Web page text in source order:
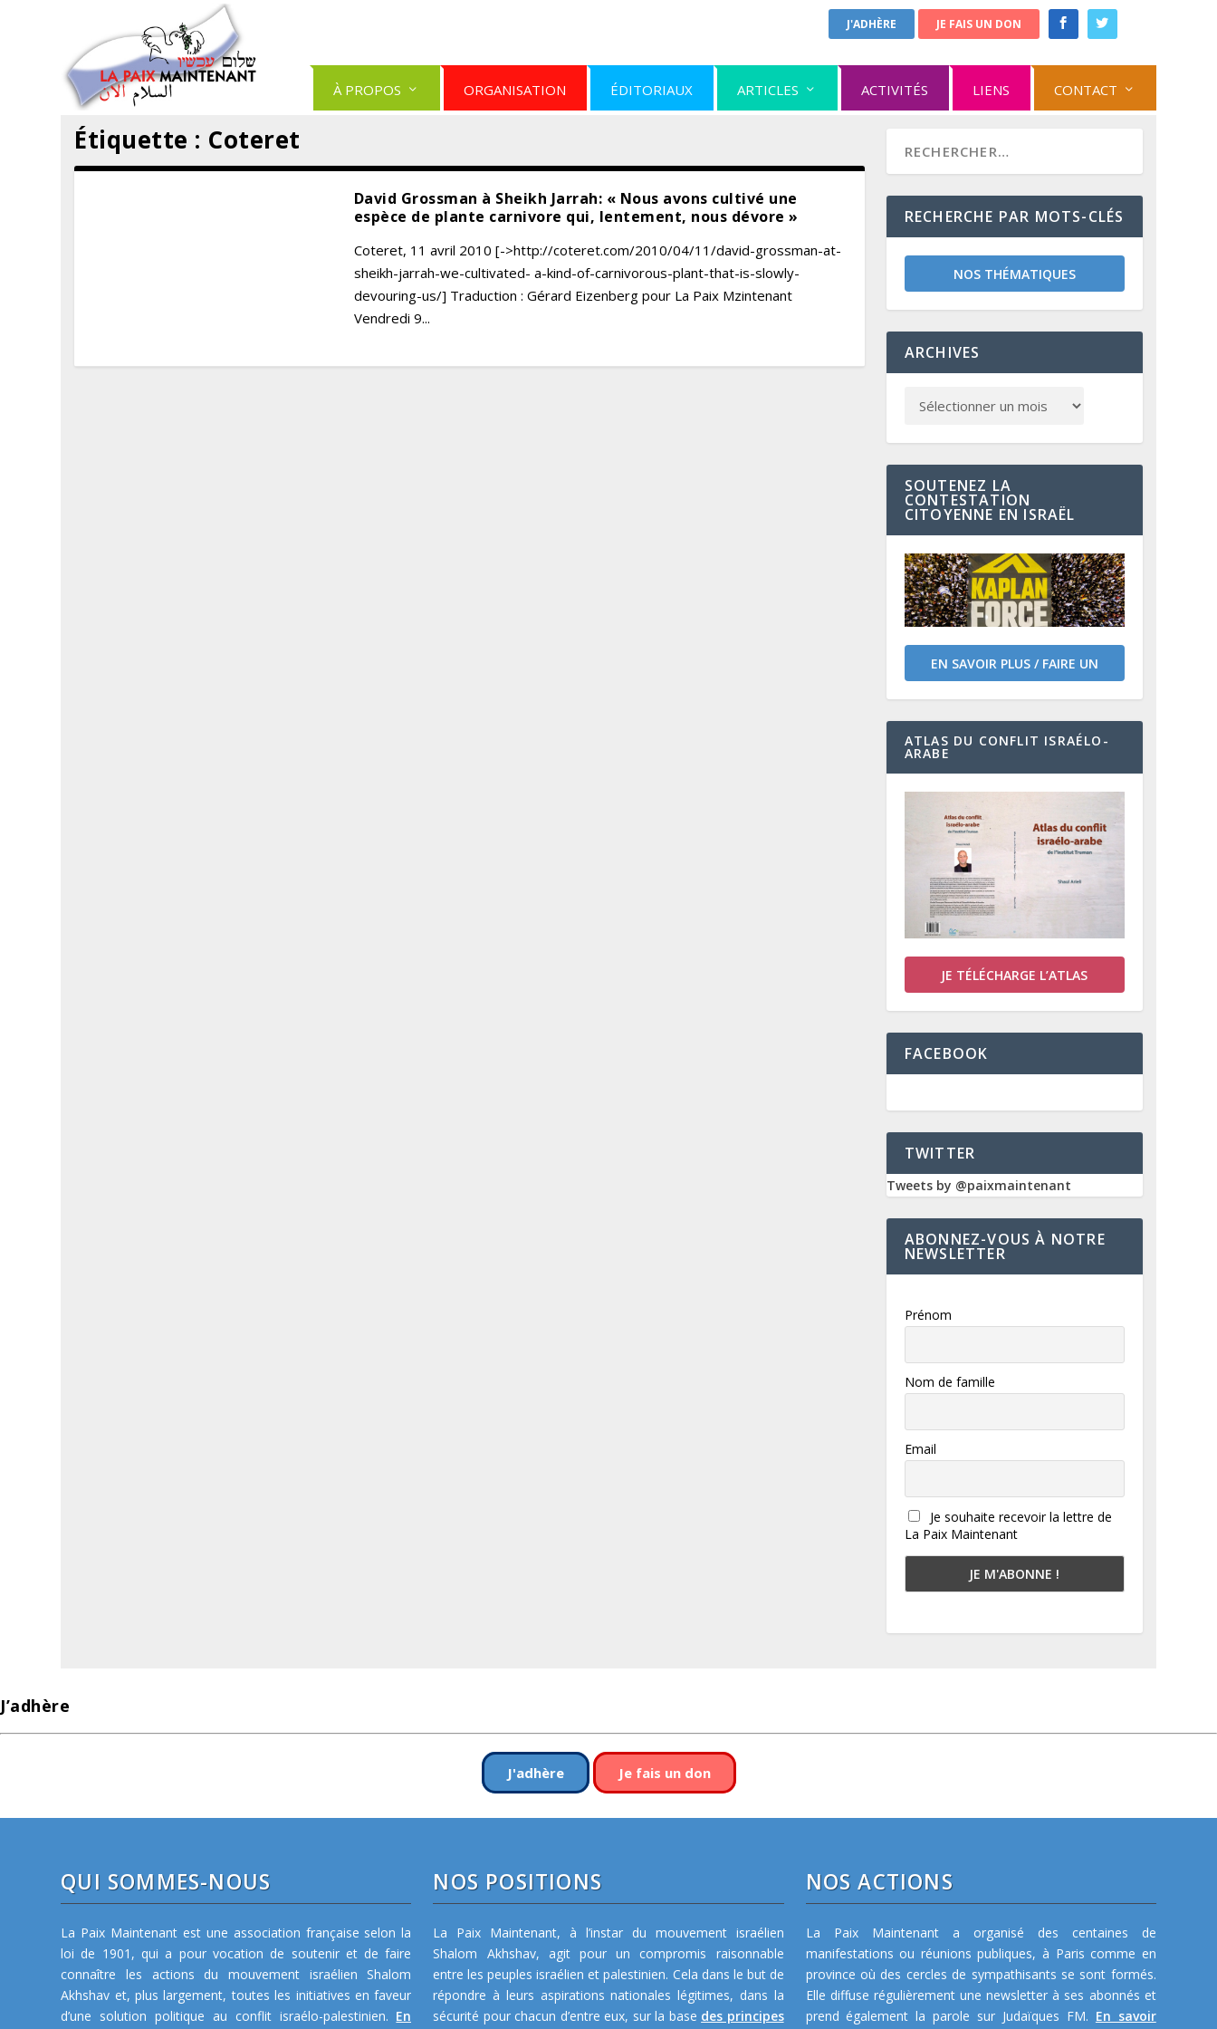
J'ADHÈRE JE FAIS UN DON
À PROPOS ORGANISATION ÉDITORIAUX ARTICLES ACTIVITÉS LIENS CONTACT
Étiquette : Coteret
David Grossman à Sheikh Jarrah: « Nous avons cultivé une
espèce de plante carnivore qui, lentement, nous dévore »
Coteret, 11 avril 2010 [->http://coteret.com/2010/04/11/david-grossman-at-
sheikh-jarrah-we-cultivated- a-kind-of-carnivorous-plant-that-is-slowly-
devouring-us/] Traduction : Gérard Eizenberg pour La Paix Mzintenant
Vendredi 9...
RECHERCHE PAR MOTS-CLÉS
NOS THÉMATIQUES
ARCHIVES
SOUTENEZ LA
CONTESTATION
CITOYENNE EN ISRAËL
EN SAVOIR PLUS / FAIRE UN
DON
ATLAS DU CONFLIT ISRAÉLO-
ARABE
JE TÉLÉCHARGE L’ATLAS
FACEBOOK
TWITTER
Tweets by @paixmaintenant
ABONNEZ-VOUS À NOTRE
NEWSLETTER
Prénom
Nom de famille
Email
Je souhaite recevoir la lettre de
La Paix Maintenant
J’adhère
J'adhère Je fais un don
QUI SOMMES-NOUS
La Paix Maintenant est une association française selon la
loi de 1901, qui a pour vocation de soutenir et de faire
connaître les actions du mouvement israélien Shalom
Akhshav et, plus largement, toutes les initiatives en faveur
d’une solution politique au conflit israélo-palestinien. En
NOS POSITIONS
La Paix Maintenant, à l’instar du mouvement israélien
Shalom Akhshav, agit pour un compromis raisonnable
entre les peuples israélien et palestinien. Cela dans le but de
répondre à leurs aspirations nationales légitimes, dans la
sécurité pour chacun d’entre eux, sur la base des principes
NOS ACTIONS
La Paix Maintenant a organisé des centaines de
manifestations ou réunions publiques, à Paris comme en
province où des cercles de sympathisants se sont formés.
Elle diffuse régulièrement une newsletter à ses abonnés et
prend également la parole sur Judaïques FM. En savoir